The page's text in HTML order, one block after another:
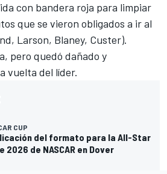
con bandera roja para limpiar
que se vieron obligados a ir al
Larson, Blaney, Custer).
pero quedó dañado y
vuelta del líder.
CUP
del formato para la All-Star
2026 de NASCAR en Dover